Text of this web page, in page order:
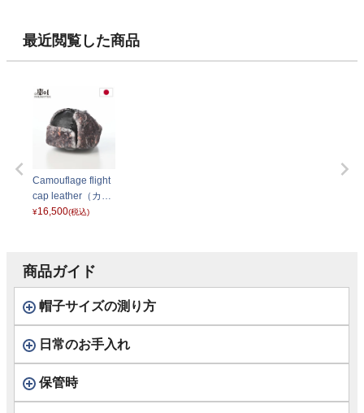
最近閲覧した商品
Camouflage flight
cap leather（カモ
フラージュ フライ
¥16,500(税込)
商品ガイド
帽子サイズの測り方
日常のお手入れ
保管時